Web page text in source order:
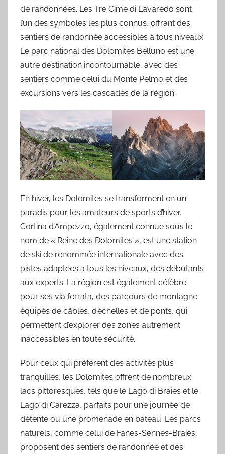
de randonnées. Les Tre Cime di Lavaredo sont
l’un des symboles les plus connus, offrant des
sentiers de randonnée accessibles à tous niveaux.
Le parc national des Dolomites Belluno est une
autre destination incontournable, avec des
sentiers comme celui du Monte Pelmo et des
excursions vers les cascades de la région.
En hiver, les Dolomites se transforment en un
paradis pour les amateurs de sports d’hiver.
Cortina d’Ampezzo, également connue sous le
nom de « Reine des Dolomites », est une station
de ski de renommée internationale avec des
pistes adaptées à tous les niveaux, des débutants
aux experts. La région est également célèbre
pour ses via ferrata, des parcours de montagne
équipés de câbles, d’échelles et de ponts, qui
permettent d’explorer des zones autrement
inaccessibles en toute sécurité.
Pour ceux qui préfèrent des activités plus
tranquilles, les Dolomites offrent de nombreux
lacs pittoresques, tels que le Lago di Braies et le
Lago di Carezza, parfaits pour une journée de
détente ou une promenade en bateau. Les parcs
naturels, comme celui de Fanes-Sennes-Braies,
proposent des sentiers de randonnée et des